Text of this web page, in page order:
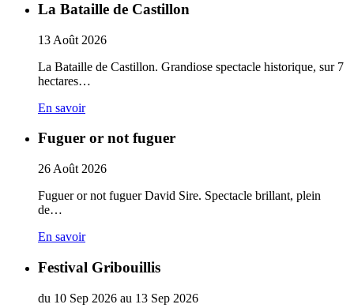
La Bataille de Castillon
13 Août 2026
La Bataille de Castillon. Grandiose spectacle historique, sur 7
hectares…
En savoir
Fuguer or not fuguer
26 Août 2026
Fuguer or not fuguer David Sire. Spectacle brillant, plein
de…
En savoir
Festival Gribouillis
du 10 Sep 2026 au 13 Sep 2026